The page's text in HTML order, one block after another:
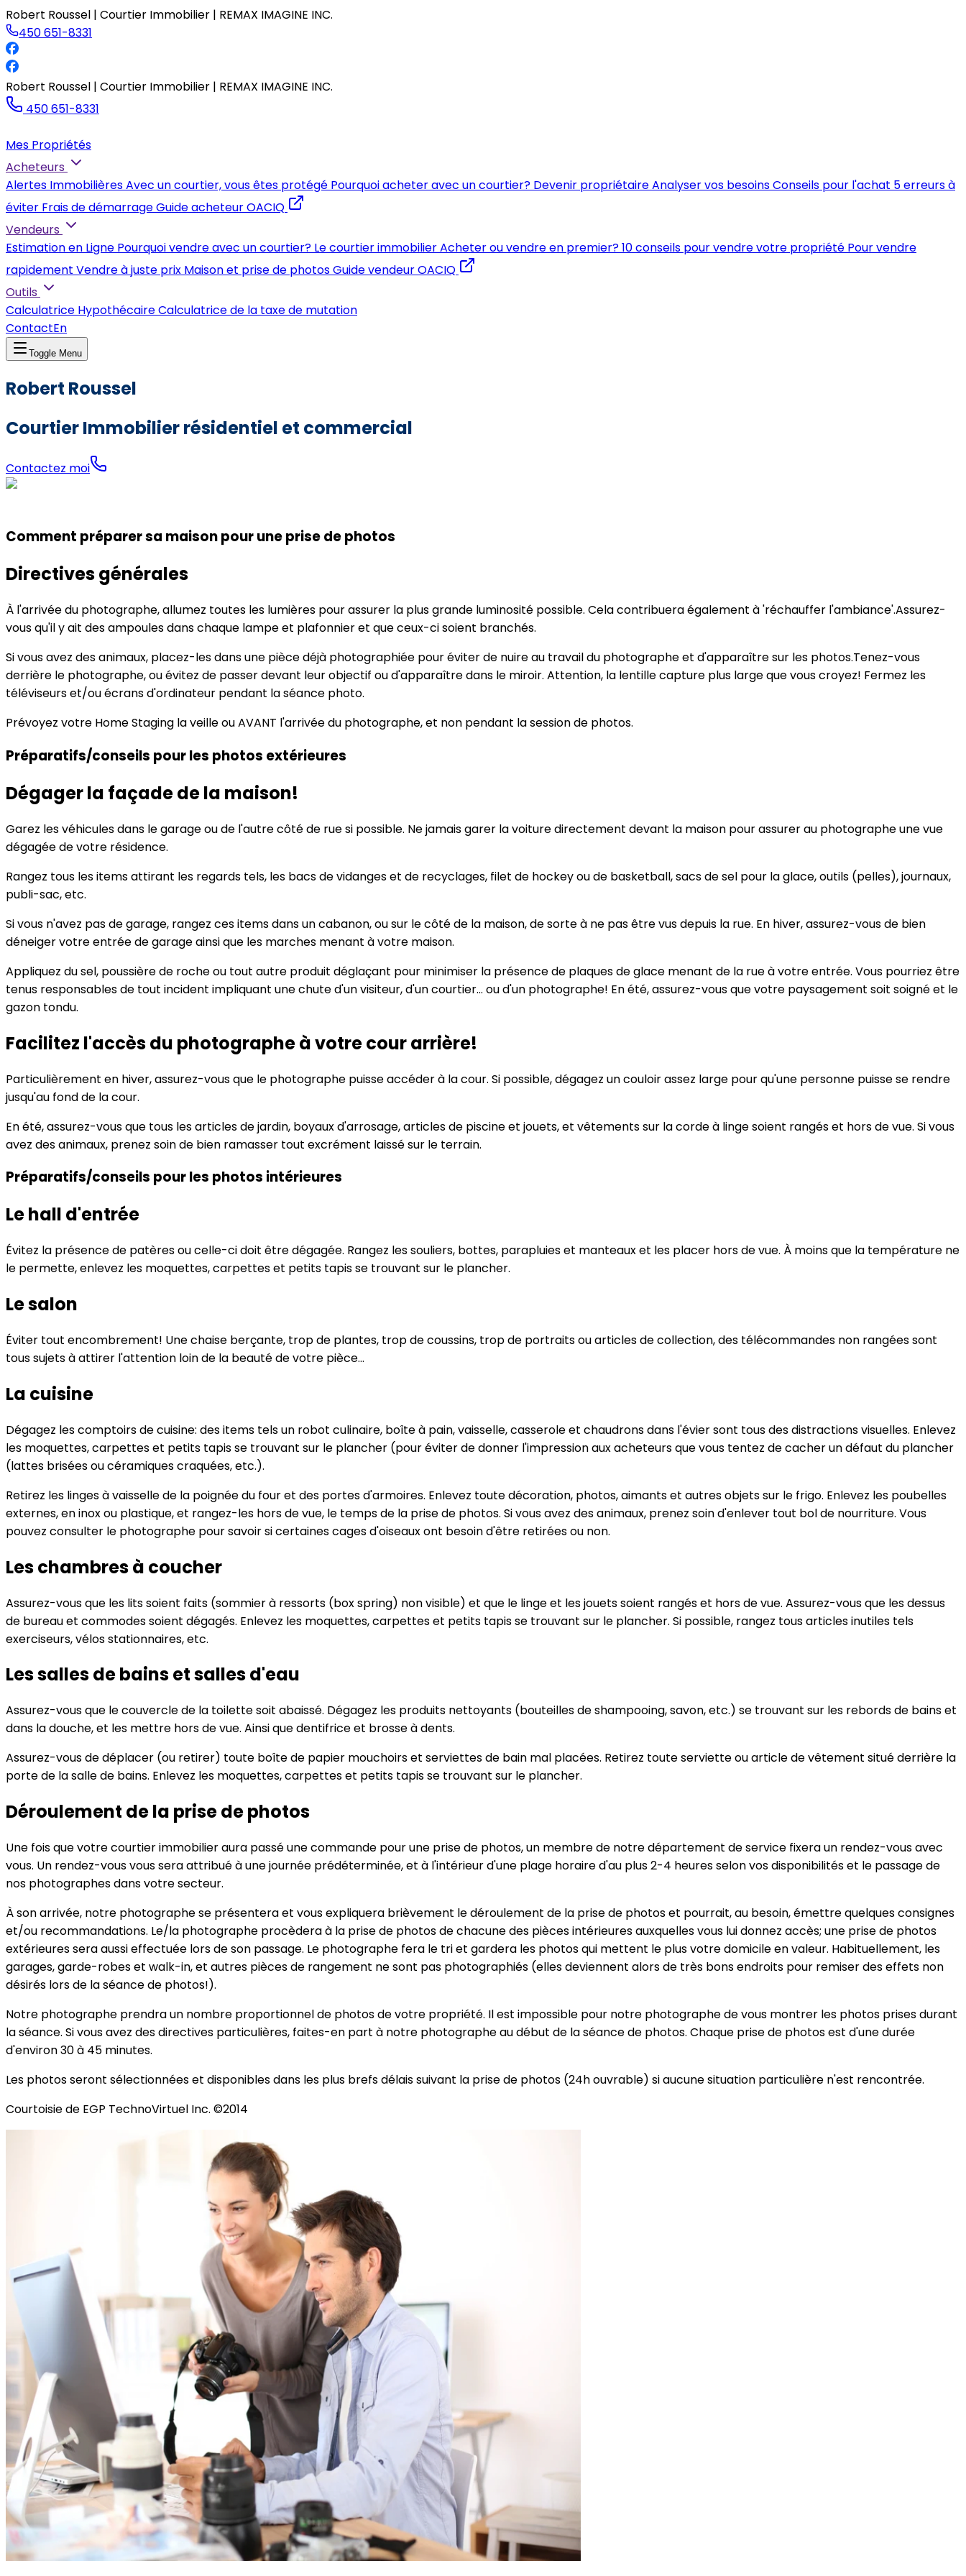
Robert Roussel | Courtier Immobilier | REMAX IMAGINE INC.
450 651-8331
Robert Roussel | Courtier Immobilier | REMAX IMAGINE INC.
450 651-8331
Mes Propriétés
Acheteurs
Alertes ImmobilièresAvec un courtier, vous êtes protégé Pourquoi acheter avec un courtier? Devenir propriétaireAnalyser vos besoinsConseils pour l'achat 5 erreurs à
éviter Frais de démarrageGuide acheteur OACIQ
Vendeurs
Estimation en Ligne Pourquoi vendre avec un courtier? Le courtier immobilierAcheter ou vendre en premier?10 conseils pour vendre votre propriété Pour vendre
rapidement Vendre à juste prix Maison et prise de photosGuide vendeur OACIQ
Outils
Calculatrice HypothécaireCalculatrice de la taxe de mutation
ContactEn
Toggle Menu
Robert Roussel
Courtier Immobilier résidentiel et commercial
Contactez moi
Comment préparer sa maison pour une prise de photos
Directives générales
À l'arrivée du photographe, allumez toutes les lumières pour assurer la plus grande luminosité possible. Cela contribuera également à 'réchauffer l'ambiance'.Assurez-
vous qu'il y ait des ampoules dans chaque lampe et plafonnier et que ceux-ci soient branchés.
Si vous avez des animaux, placez-les dans une pièce déjà photographiée pour éviter de nuire au travail du photographe et d'apparaître sur les photos.Tenez-vous
derrière le photographe, ou évitez de passer devant leur objectif ou d'apparaître dans le miroir. Attention, la lentille capture plus large que vous croyez! Fermez les
téléviseurs et/ou écrans d'ordinateur pendant la séance photo.
Prévoyez votre Home Staging la veille ou AVANT l'arrivée du photographe, et non pendant la session de photos.
Préparatifs/conseils pour les photos extérieures
Dégager la façade de la maison!
Garez les véhicules dans le garage ou de l'autre côté de rue si possible. Ne jamais garer la voiture directement devant la maison pour assurer au photographe une vue
dégagée de votre résidence.
Rangez tous les items attirant les regards tels, les bacs de vidanges et de recyclages, filet de hockey ou de basketball, sacs de sel pour la glace, outils (pelles), journaux,
publi-sac, etc.
Si vous n'avez pas de garage, rangez ces items dans un cabanon, ou sur le côté de la maison, de sorte à ne pas être vus depuis la rue. En hiver, assurez-vous de bien
déneiger votre entrée de garage ainsi que les marches menant à votre maison.
Appliquez du sel, poussière de roche ou tout autre produit déglaçant pour minimiser la présence de plaques de glace menant de la rue à votre entrée. Vous pourriez être
tenus responsables de tout incident impliquant une chute d'un visiteur, d'un courtier... ou d'un photographe! En été, assurez-vous que votre paysagement soit soigné et le
gazon tondu.
Facilitez l'accès du photographe à votre cour arrière!
Particulièrement en hiver, assurez-vous que le photographe puisse accéder à la cour. Si possible, dégagez un couloir assez large pour qu'une personne puisse se rendre
jusqu'au fond de la cour.
En été, assurez-vous que tous les articles de jardin, boyaux d'arrosage, articles de piscine et jouets, et vêtements sur la corde à linge soient rangés et hors de vue. Si vous
avez des animaux, prenez soin de bien ramasser tout excrément laissé sur le terrain.
Préparatifs/conseils pour les photos intérieures
Le hall d'entrée
Évitez la présence de patères ou celle-ci doit être dégagée. Rangez les souliers, bottes, parapluies et manteaux et les placer hors de vue. À moins que la température ne
le permette, enlevez les moquettes, carpettes et petits tapis se trouvant sur le plancher.
Le salon
Éviter tout encombrement! Une chaise berçante, trop de plantes, trop de coussins, trop de portraits ou articles de collection, des télécommandes non rangées sont
tous sujets à attirer l'attention loin de la beauté de votre pièce…
La cuisine
Dégagez les comptoirs de cuisine: des items tels un robot culinaire, boîte à pain, vaisselle, casserole et chaudrons dans l'évier sont tous des distractions visuelles. Enlevez
les moquettes, carpettes et petits tapis se trouvant sur le plancher (pour éviter de donner l'impression aux acheteurs que vous tentez de cacher un défaut du plancher
(lattes brisées ou céramiques craquées, etc.).
Retirez les linges à vaisselle de la poignée du four et des portes d'armoires. Enlevez toute décoration, photos, aimants et autres objets sur le frigo. Enlevez les poubelles
externes, en inox ou plastique, et rangez-les hors de vue, le temps de la prise de photos. Si vous avez des animaux, prenez soin d'enlever tout bol de nourriture. Vous
pouvez consulter le photographe pour savoir si certaines cages d'oiseaux ont besoin d'être retirées ou non.
Les chambres à coucher
Assurez-vous que les lits soient faits (sommier à ressorts (box spring) non visible) et que le linge et les jouets soient rangés et hors de vue. Assurez-vous que les dessus
de bureau et commodes soient dégagés. Enlevez les moquettes, carpettes et petits tapis se trouvant sur le plancher. Si possible, rangez tous articles inutiles tels
exerciseurs, vélos stationnaires, etc.
Les salles de bains et salles d'eau
Assurez-vous que le couvercle de la toilette soit abaissé. Dégagez les produits nettoyants (bouteilles de shampooing, savon, etc.) se trouvant sur les rebords de bains et
dans la douche, et les mettre hors de vue. Ainsi que dentifrice et brosse à dents.
Assurez-vous de déplacer (ou retirer) toute boîte de papier mouchoirs et serviettes de bain mal placées. Retirez toute serviette ou article de vêtement situé derrière la
porte de la salle de bains. Enlevez les moquettes, carpettes et petits tapis se trouvant sur le plancher.
Déroulement de la prise de photos
Une fois que votre courtier immobilier aura passé une commande pour une prise de photos, un membre de notre département de service fixera un rendez-vous avec
vous. Un rendez-vous vous sera attribué à une journée prédéterminée, et à l'intérieur d'une plage horaire d'au plus 2-4 heures selon vos disponibilités et le passage de
nos photographes dans votre secteur.
À son arrivée, notre photographe se présentera et vous expliquera brièvement le déroulement de la prise de photos et pourrait, au besoin, émettre quelques consignes
et/ou recommandations. Le/la photographe procèdera à la prise de photos de chacune des pièces intérieures auxquelles vous lui donnez accès; une prise de photos
extérieures sera aussi effectuée lors de son passage. Le photographe fera le tri et gardera les photos qui mettent le plus votre domicile en valeur. Habituellement, les
garages, garde-robes et walk-in, et autres pièces de rangement ne sont pas photographiés (elles deviennent alors de très bons endroits pour remiser des effets non
désirés lors de la séance de photos!).
Notre photographe prendra un nombre proportionnel de photos de votre propriété. Il est impossible pour notre photographe de vous montrer les photos prises durant
la séance. Si vous avez des directives particulières, faites-en part à notre photographe au début de la séance de photos. Chaque prise de photos est d'une durée
d'environ 30 à 45 minutes.
Les photos seront sélectionnées et disponibles dans les plus brefs délais suivant la prise de photos (24h ouvrable) si aucune situation particulière n'est rencontrée.
Courtoisie de EGP TechnoVirtuel Inc. ©2014